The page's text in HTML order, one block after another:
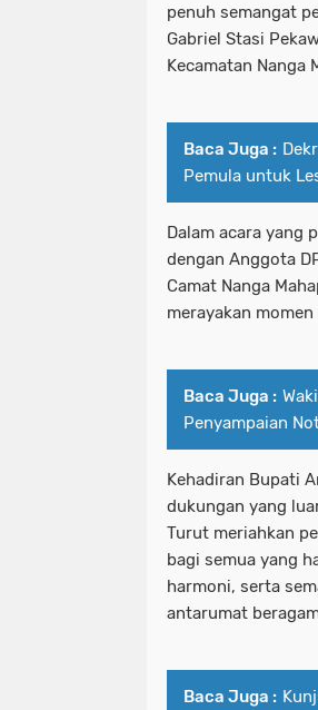
penuh semangat
Gabriel Stasi
Kecamatan Nanga
Baca Juga :
Pemula untuk
Dalam acara yang
dengan Anggota
Camat Nanga
merayakan
Baca Juga :
Penyampaian
Kehadiran Bupati
dukungan yang
Turut meriahkan
bagi semua yang
harmoni, serta
antarumat
Baca Juga :